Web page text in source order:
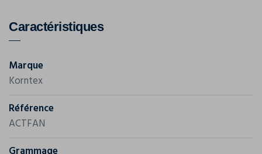
Caractéristiques
Marque
Korntex
Référence
ACTFAN